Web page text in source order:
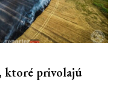
ktoré privolajú